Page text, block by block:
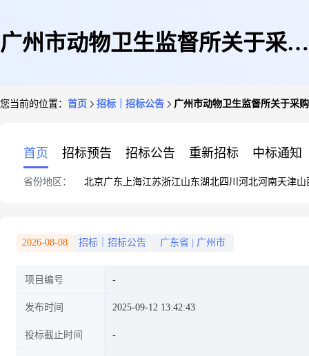
广州市动物卫生监督所关于采购
您当前的位置： 首页 招标｜招标公告 广州市动物卫生监督所关于采
首页 招标预告 招标公告 重新招标 中标通知
省份地区： 北京广东 上海江苏浙江山东湖北四川 河北河南天津山
2026-08-08 招标｜招标公告 广东省 广州市
项目编号
发布时间 2025-09-12 13:42:43
投标截止时间